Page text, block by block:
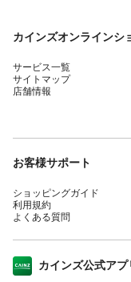
カインズオンラインシ
サービス一覧
サイトマップ
店舗情報
お客様サポート
ショッピングガイド
利用規約
よくある質問
カインズ公式アプ